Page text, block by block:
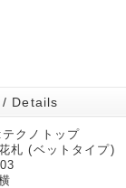
/ Details
クノトップ
札 (ベットタイプ)